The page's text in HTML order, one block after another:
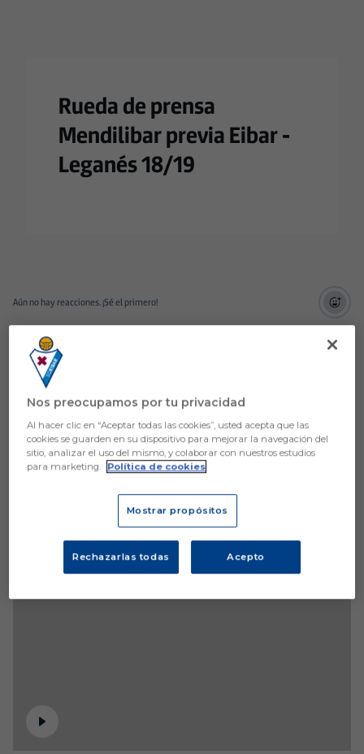
Rueda de prensa
Mendilibar previa Eibar -
Leganés 18/19
Aún no hay reacciones. ¡Sé el primero!
Nos preocupamos por tu privacidad
Al hacer clic en “Aceptar todas las cookies”, usted acepta que las
cookies se guarden en su dispositivo para mejorar la navegación del
sitio, analizar el uso del mismo, y colaborar con nuestros estudios
para marketing.
Política de cookies
Mostrar propósitos
Rechazarlas todas Acepto